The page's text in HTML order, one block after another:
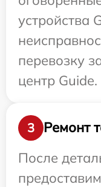
устройства
перевозку
центр Guide.
3
Ремонт
После